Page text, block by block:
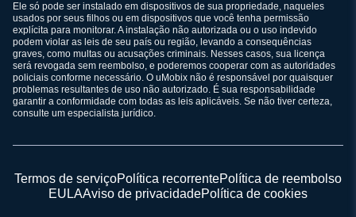
Ele só pode ser instalado em dispositivos de sua propriedade, naqueles
usados por seus filhos ou em dispositivos que você tenha permissão
explícita para monitorar. A instalação não autorizada ou o uso indevido
podem violar as leis de seu país ou região, levando a consequências
graves, como multas ou acusações criminais. Nesses casos, sua licença
será revogada sem reembolso, e poderemos cooperar com as autoridades
policiais conforme necessário. O uMobix não é responsável por quaisquer
problemas resultantes de uso não autorizado. É sua responsabilidade
garantir a conformidade com todas as leis aplicáveis. Se não tiver certeza,
consulte um especialista jurídico.
Termos de serviçoPolítica recorrentePolítica de reembolso
EULAAviso de privacidadePolítica de cookies